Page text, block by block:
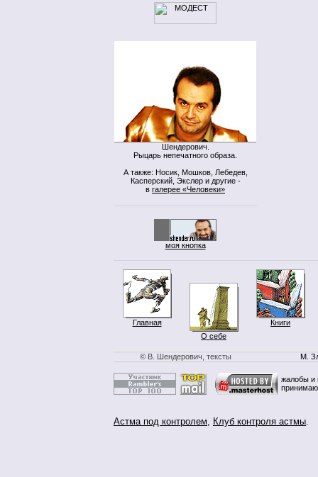
Шендерович.
Рыцарь непечатного образа.
А также: Носик, Мошков, Лебедев,
Касперский, Экслер и другие -
в галерее «Человеки»
моя кнопка
Главная
О себе
Книги
© В. Шендерович, тексты М.
жалобы и
Астма под контролем, Клуб контроля астмы.